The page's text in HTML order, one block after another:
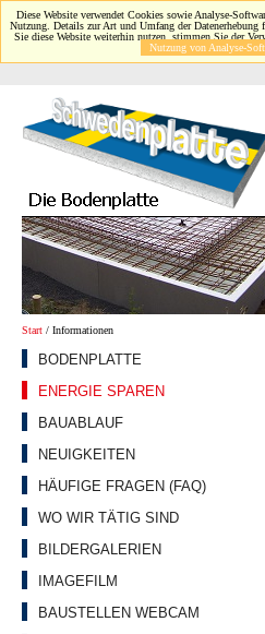
Diese Website verwendet Cookies sowie Analyse-
Nutzung. Details zur Art und Umfang der Datenerhebung
Sie diese Website weiterhin nutzen, stimmen Sie der
Nutzung von Analyse-
Start / Informationen
BODENPLATTE
ENERGIE SPAREN
BAUABLAUF
NEUIGKEITEN
HÄUFIGE FRAGEN (FAQ)
WO WIR TÄTIG SIND
BILDERGALERIEN
IMAGEFILM
BAUSTELLEN WEBCAM